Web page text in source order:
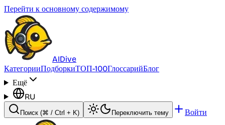
Перейти к основному содержимому
AIDive
КатегорииПодборкиТОП-100ГлоссарийБлог
Ещё
RU
Поиск (⌘ / Ctrl + K) Переключить тему Войти